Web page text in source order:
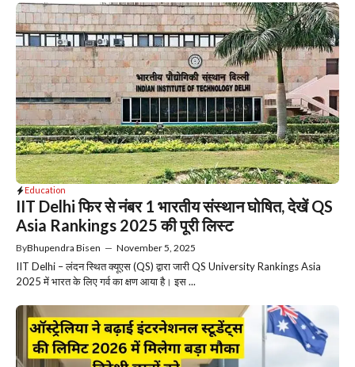
Education
IIT Delhi फिर से नंबर 1 भारतीय संस्थान घोषित, देखें QS
Asia Rankings 2025 की पूरी लिस्ट
ByBhupendra Bisen — November 5, 2025
IIT Delhi – लंदन स्थित क्यूएस (QS) द्वारा जारी QS University Rankings Asia
2025 में भारत के लिए गर्व का क्षण आया है। इस ...